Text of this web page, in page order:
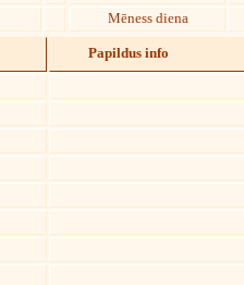
Mēness diena
Papildus info